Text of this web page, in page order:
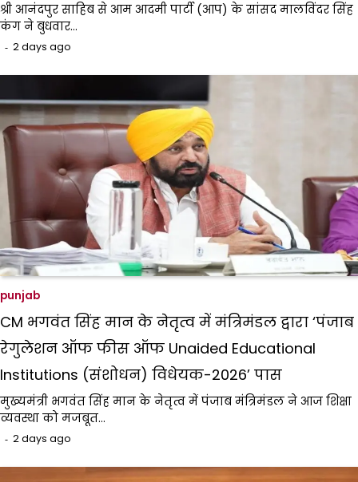
श्री आनंदपुर साहिब से आम आदमी पार्टी (आप) के सांसद मालविंदर सिंह
कंग ने बुधवार…
2 days ago
punjab
CM भगवंत सिंह मान के नेतृत्व में मंत्रिमंडल द्वारा ‘पंजाब
रेगुलेशन ऑफ फीस ऑफ Unaided Educational
Institutions (संशोधन) विधेयक-2026’ पास
मुख्यमंत्री भगवंत सिंह मान के नेतृत्व में पंजाब मंत्रिमंडल ने आज शिक्षा
व्यवस्था को मजबूत…
2 days ago